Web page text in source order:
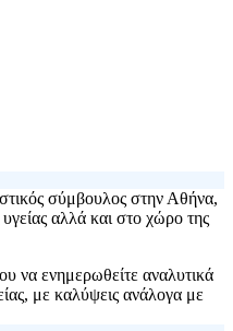
σύμβουλος στην Αθήνα,
αλλά και στο χώρο της
να ενημερωθείτε αναλυτικά
με καλύψεις ανάλογα με